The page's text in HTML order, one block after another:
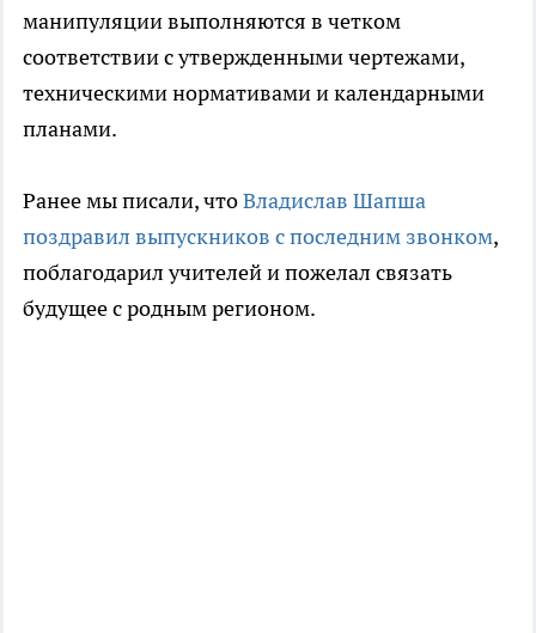
манипуляции выполняются в четком
соответствии с утвержденными чертежами,
техническими нормативами и календарными
планами.
Ранее мы писали, чтоВладислав Шапша
поздравил выпускников с последним звонком,
поблагодарил учителей и пожелал связать
будущее с родным регионом.